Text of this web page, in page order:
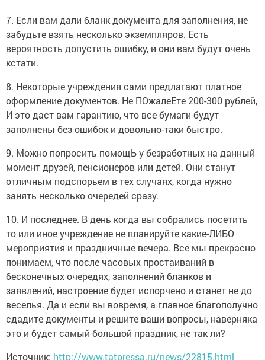
7. Если вам дали бланк документа для заполнения, не
забудьте взять несколько экземпляров. Есть
вероятность допустить ошибку, и они вам будут очень
кстати.
8. Некоторые учреждения сами предлагают платное
оформление документов. Не ПОжалеЕте 200-300 рублей,
И это даст вам гарантию, что все бумаги будут
заполнены без ошибок и довольно-таки быстро.
9. Можно попросить помощЬ у безработных на данный
момент друзей, пенсионеров или детей. Они станут
отличным подспорьем в тех случаях, когда нужно
занять несколько очередей сразу.
10. И последнее. В день когда вы собрались посетить
то или иное учреждение не планируйте какие-ЛИБО
мероприятия и праздничные вечера. Все мы прекрасно
понимаем, что после часовых простаиваний в
бесконечных очередях, заполнений бланков и
заявлений, настроение будет испорчено и станет не до
веселья. Да и если вы вовремя, а главное благополучно
сдадите документы и решите ваши вопросы, наверняка
это и будет самый большой праздник, не так ли?
Источник: http://www.tatpressa.ru/news/22815.html